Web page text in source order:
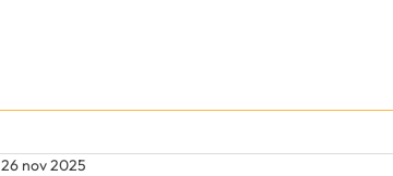
26 nov 2025